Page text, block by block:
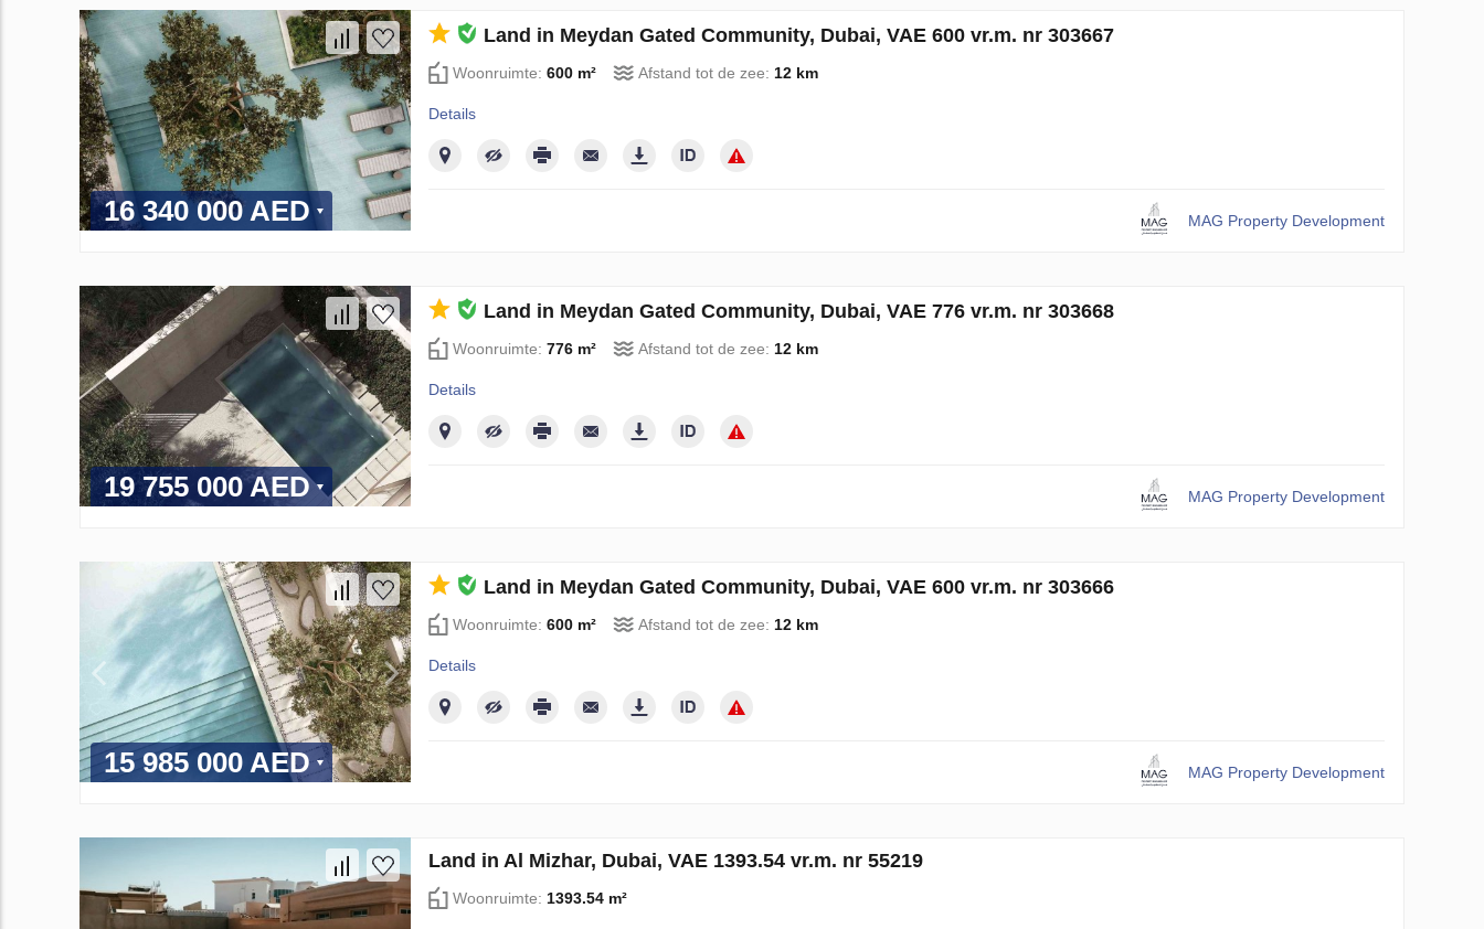
16 340 000 AED
Land in Meydan Gated Community, Dubai, VAE 600 vr.m. nr 303667
Woonruimte: 600 m² Afstand tot de zee: 12 km
Details
MAG Property Development
19 755 000 AED
Land in Meydan Gated Community, Dubai, VAE 776 vr.m. nr 303668
Woonruimte: 776 m² Afstand tot de zee: 12 km
Details
MAG Property Development
15 985 000 AED
Land in Meydan Gated Community, Dubai, VAE 600 vr.m. nr 303666
Woonruimte: 600 m² Afstand tot de zee: 12 km
Details
MAG Property Development
Land in Al Mizhar, Dubai, VAE 1393.54 vr.m. nr 55219
Woonruimte: 1393.54 m²